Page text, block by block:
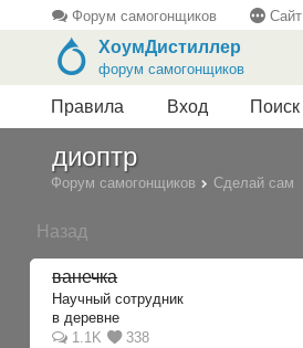
Форум самогонщиков Сайт
ХоумДистиллер
форум самогонщиков
Правила Вход Поиск
диоптр
Форум самогонщиков Сделай сам
Назад
ванечка
Научный сотрудник
в деревне
1.1K
338